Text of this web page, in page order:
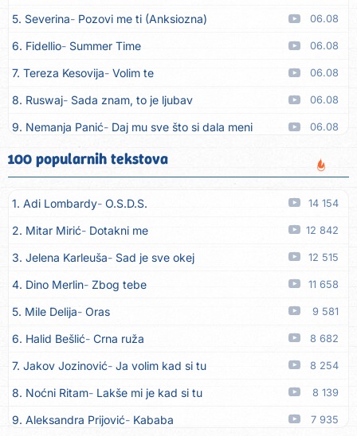
5. Severina Pozovi me ti (Anksiozna) 06.08
6. Fidellio Summer Time 06.08
7. Tereza Kesovija Volim te 06.08
8. Ruswaj Sada znam, to je ljubav 06.08
9. Nemanja Panić Daj mu sve što si dala meni 06.08
10. Gustafi Imala je oči pospane
11. Marko Nedug Pjesma za tebe 06.08
12. Bruno Krajcar Pozitiva 06.08
13. Bruno Krajcar Za nas 06.08
14. Tereza Kesovija Da li ću moći 06.08
15. Lidija Bačić Neka se vino toči (Nazdravlje) 06.08
16. Karin Kuljanić Nisi zavridel 06.08
17. Tamara Brusić Nigdi ni lipo ko doma 06.08
18. Tamara Brusić Biž´mo ća 06.08
19. Rusko Richie Bila si, bila 06.08
20. Rusko Richie Ti i ja 06.08
100 popularnih tekstova
1. Adi Lombardy O.S.D.S. 14 154
2. Mitar Mirić Dotakni me 12 842
3. Jelena Karleuša Sad je sve okej 12 515
4. Dino Merlin Zbog tebe 11 658
5. Mile Delija Oras 9 581
6. Halid Bešlić Crna ruža 8 682
7. Jakov Jozinović Ja volim kad si tu 8 254
8. Noćni Ritam Lakše mi je kad si tu 8 139
9. Aleksandra Prijović Kababa 7 935